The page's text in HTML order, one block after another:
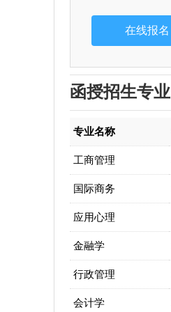
函授招生专业
专业名称
工商管理
国际商务
应用心理
金融学
行政管理
会计学